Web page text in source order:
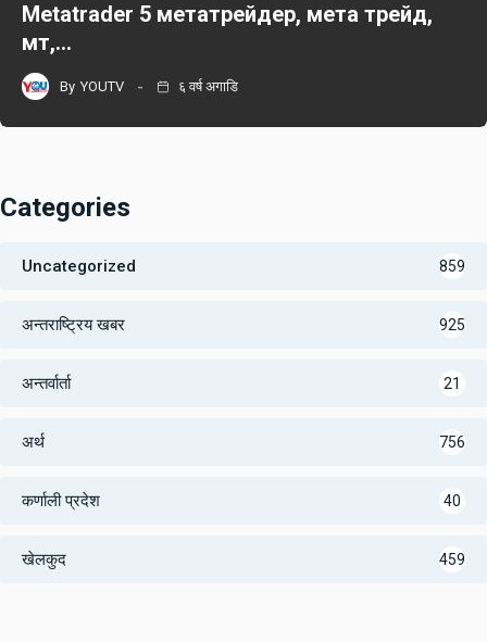
Metatrader 5 метатрейдер, мета трейд,
мт,…
By YOUTV ६ वर्ष अगाडि
Categories
Uncategorized 859
अन्तराष्ट्रिय खबर 925
अन्तर्वार्ता 21
अर्थ 756
कर्णाली प्रदेश 40
खेलकुद 459